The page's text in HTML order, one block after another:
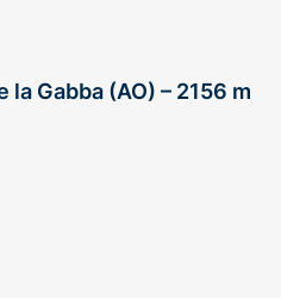
Gabba (AO) – 2156 m